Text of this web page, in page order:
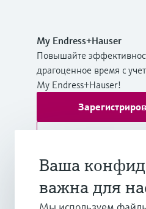
My Endress+Hauser
Повышайте
драгоценное время с
My Endress+Hauser!
Дополнительная
ТОО "Эндресс+Хаузер
Казахстан
Ваша
важна для